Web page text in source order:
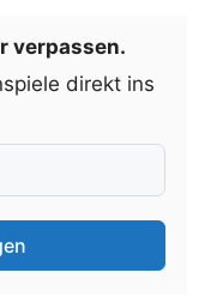
verpassen.
direkt ins